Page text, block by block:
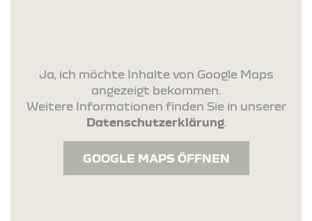
Ja, ich möchte Inhalte von Google Maps
angezeigt bekommen.
Weitere Informationen finden Sie in unserer
Datenschutzerklärung.
GOOGLE MAPS ÖFFNEN